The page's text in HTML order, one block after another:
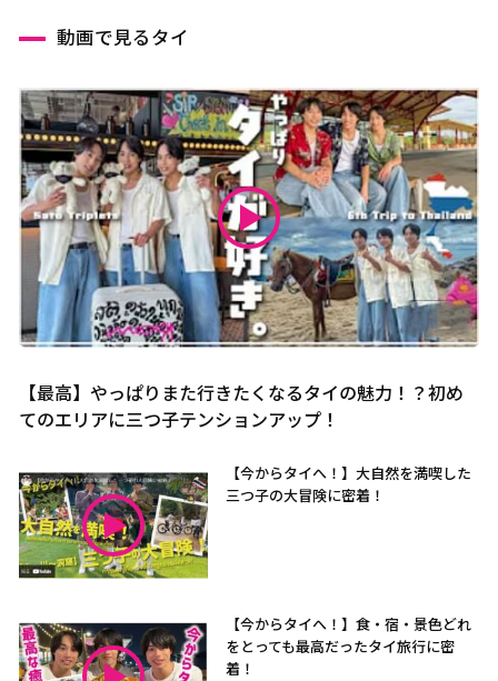
動画で見るタイ
【最高】やっぱりまた行きたくなるタイの魅力！？初め
てのエリアに三つ子テンションアップ！
【今からタイへ！】大自然を満喫した
三つ子の大冒険に密着！
【今からタイへ！】食・宿・景色どれ
をとっても最高だったタイ旅行に密
着！